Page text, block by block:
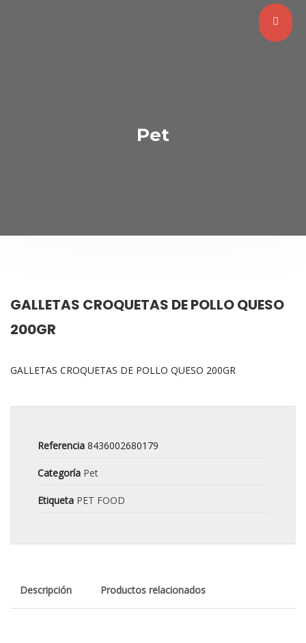
Pet
GALLETAS CROQUETAS DE POLLO QUESO
200GR
GALLETAS CROQUETAS DE POLLO QUESO 200GR
Referencia 8436002680179
Categoría Pet
Etiqueta PET FOOD
Descripción Productos relacionados